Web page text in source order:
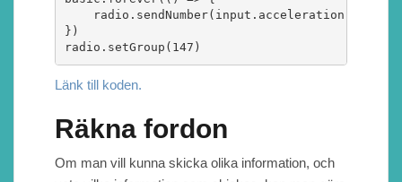
})
radio.setGroup(147)
Länk till koden.
Räkna fordon
Om man vill kunna skicka olika information, och